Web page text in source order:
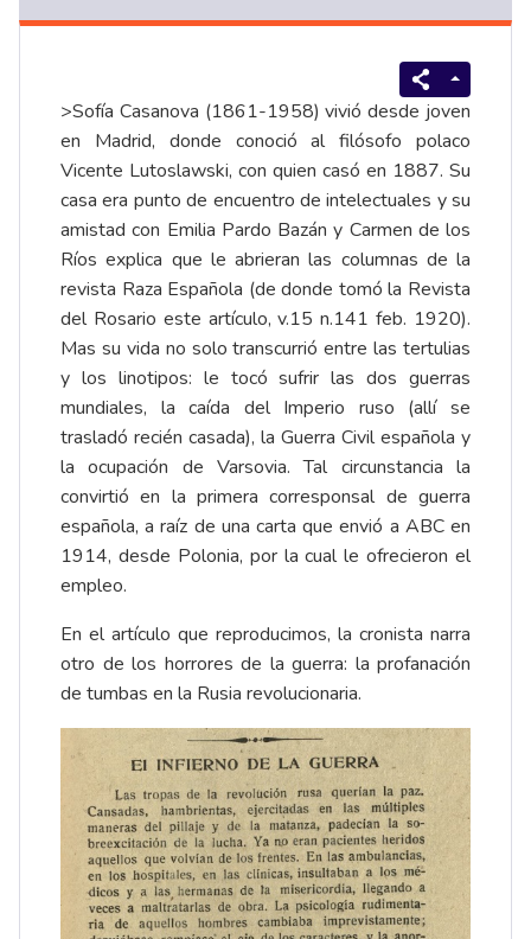
>Sofía Casanova (1861-1958) vivió desde joven
en Madrid, donde conoció al filósofo polaco
Vicente Lutoslawski, con quien casó en 1887. Su
casa era punto de encuentro de intelectuales y su
amistad con Emilia Pardo Bazán y Carmen de los
Ríos explica que le abrieran las columnas de la
revista Raza Española (de donde tomó la Revista
del Rosario este artículo, v.15 n.141 feb. 1920).
Mas su vida no solo transcurrió entre las tertulias
y los linotipos: le tocó sufrir las dos guerras
mundiales, la caída del Imperio ruso (allí se
trasladó recién casada), la Guerra Civil española y
la ocupación de Varsovia. Tal circunstancia la
convirtió en la primera corresponsal de guerra
española, a raíz de una carta que envió a ABC en
1914, desde Polonia, por la cual le ofrecieron el
empleo.
En el artículo que reproducimos, la cronista narra
otro de los horrores de la guerra: la profanación
de tumbas en la Rusia revolucionaria.